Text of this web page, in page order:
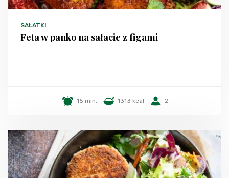
SAŁATKI
Feta w panko na sałacie z figami
15 min. 1313 kcal 2